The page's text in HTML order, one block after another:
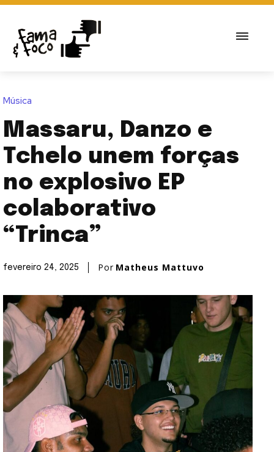
Música
Massaru, Danzo e
Tchelo unem forças
no explosivo EP
colaborativo
“Trinca”
fevereiro 24, 2025 Por Matheus Mattuvo